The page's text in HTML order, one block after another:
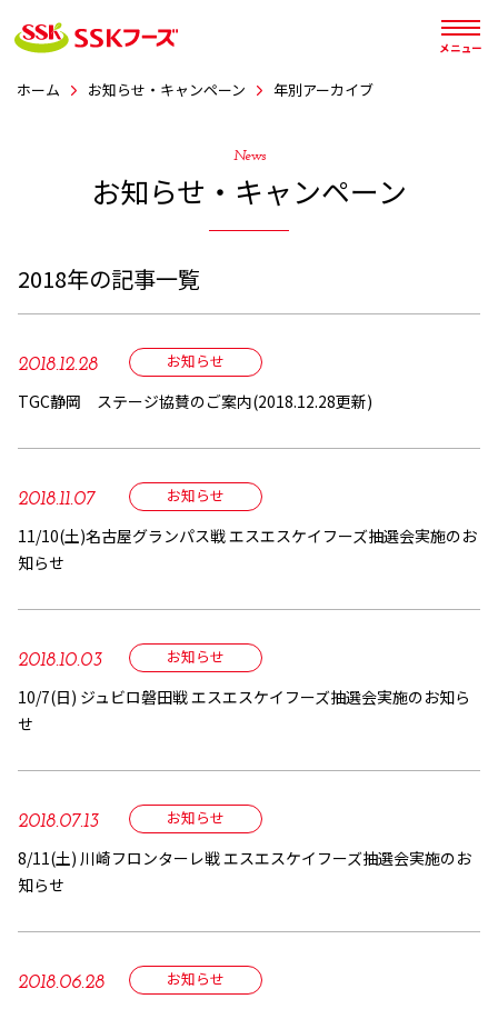
メニュー
ホーム お知らせ・キャンペーン 年別アーカイブ
News
お知らせ・キャンペーン
2018年の記事一覧
2018.12.28 お知らせ
TGC静岡 ステージ協賛のご案内(2018.12.28更新)
2018.11.07 お知らせ
11/10(土)名古屋グランパス戦 エスエスケイフーズ抽選会実施のお
知らせ
2018.10.03 お知らせ
10/7(日) ジュビロ磐田戦 エスエスケイフーズ抽選会実施のお知ら
せ
2018.07.13 お知らせ
8/11(土) 川崎フロンターレ戦 エスエスケイフーズ抽選会実施のお
知らせ
2018.06.28 お知らせ